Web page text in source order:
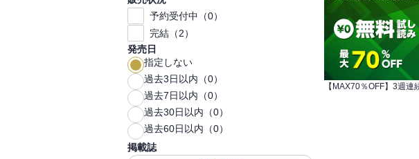
予約受付中（0）
完結（2）
発売日
指定しない
過去3日以内（0）
過去7日以内（0）
過去30日以内（0）
過去60日以内（0）
掲載誌